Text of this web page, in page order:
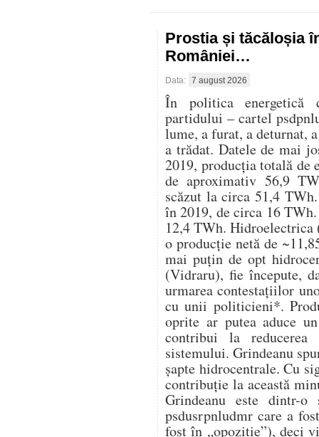
Prostia și tăcăloșia
României…
Data: 7 august 2026
În politica
partidului – cartel
lume, a furat, a deturnat,
a trădat. Datele de mai
2019, producția totală de
de aproximativ 56,9
scăzut la circa 51,4
în 2019, de circa 16
12,4 TWh.
o producție netă de
mai puțin de opt
(Vidraru), fie începute,
urmarea contestațiilor
cu unii politicieni*.
oprite ar putea aduce
contribui la
sistemului. Grindeanu
șapte hidrocentrale. Cu
contribuție la această
Grindeanu este dintr-
psdusrpnludmr care a
fost în „opoziție”), deci